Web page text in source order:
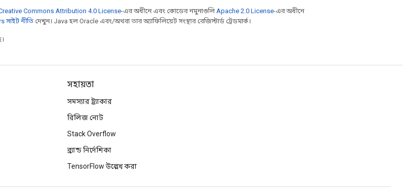
Commons Attribution 4.0 License-এর অধীনে এবং কোডের নমুনাগুলি Apache 2.0 License-এর অধীনে
সাইট নীতি দেখুন। Java হল Oracle এবং/অথবা তার অ্যাফিলিয়েট সংস্থার রেজিস্টার্ড ট্রেডমার্ক।
সহায়তা
সমস্যার ট্র্যাকার
রিলিজ নোট
Stack Overflow
ব্র্যান্ড নির্দেশিকা
TensorFlow উল্লেখ করা